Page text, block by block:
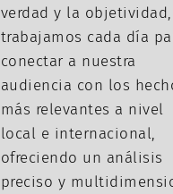
verdad y la objetividad,
trabajamos cada día
conectar a nuestra
audiencia con los
más relevantes a nivel
local e internacional,
ofreciendo un análisis
preciso y